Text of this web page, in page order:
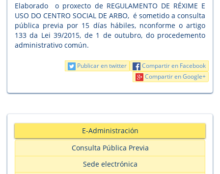
Elaborado o proxecto de REGULAMENTO DE RÉXIME E
USO DO CENTRO SOCIAL DE ARBO, é sometido a consulta
pública previa por 15 días hábiles, nconforme o artigo
133 da Lei 39/2015, de 1 de outubro, do procedemento
administrativo común.
Compartir en Facebook
Publicar en twitter
Compartir en Google+
E-Administración
Consulta Pública Previa
Sede electrónica